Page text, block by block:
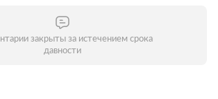
закрыты за истечением срока
давности